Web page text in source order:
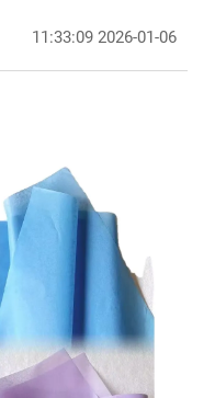
2026-01-06 11:33:09